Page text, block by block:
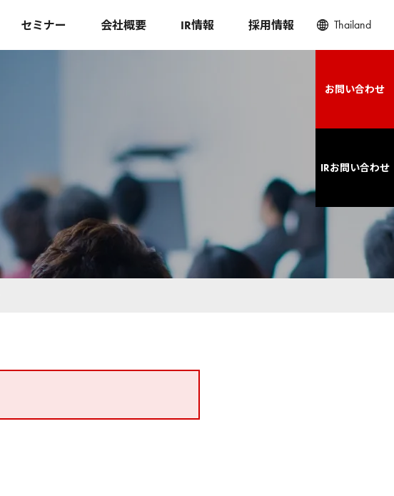
セミナー 会社概要 IR情報 採用情報
お問い合わせ
IRお問い合わせ
Thailand